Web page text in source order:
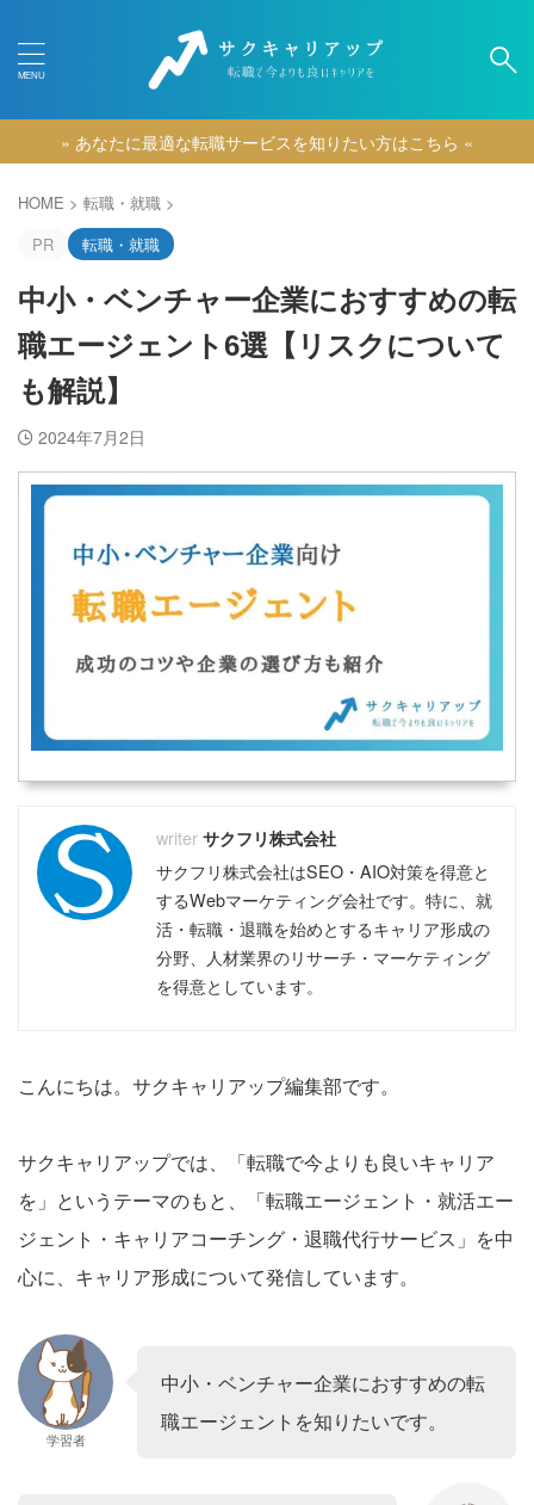
カテゴリー
» あなたに最適な転職サービスを知りたい方はこちら «
HOME > 転職・就職 >
PR
転職・就職
中小・ベンチャー企業におすすめの転
職エージェント6選【リスクについて
も解説】
2024年7月2日
サクフリ株式会社
サクフリ株式会社はSEO・AIO対策を得意と
するWebマーケティング会社です。特に、就
活・転職・退職を始めとするキャリア形成の
分野、人材業界のリサーチ・マーケティング
を得意としています。
こんにちは。サクキャリアップ編集部です。
サクキャリアップでは、「転職で今よりも良いキャリア
を」というテーマのもと、「転職エージェント・就活エー
ジェント・キャリアコーチング・退職代行サービス」を中
心に、キャリア形成について発信しています。
学習者
中小・ベンチャー企業におすすめの転
職エージェントを知りたいです。